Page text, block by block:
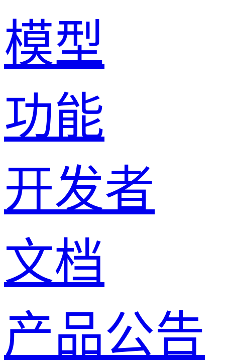
模型
功能
开发者
文档
产品公告